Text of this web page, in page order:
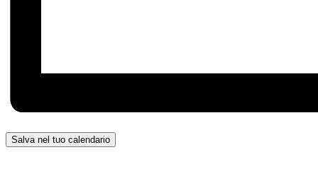
Salva nel tuo calendario